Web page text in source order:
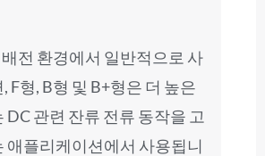
전 환경에서 일반적으로 사
F형, B형 및 B+형은 더 높은
DC 관련 잔류 전류 동작을 고
애플리케이션에서 사용됩니